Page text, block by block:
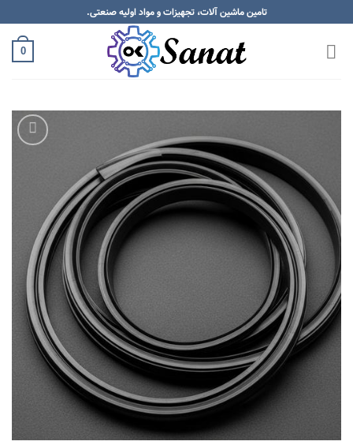
Skip
to
content
تامین ماشین آلات، تجهیزات و مواد اولیه صنعتی.
0